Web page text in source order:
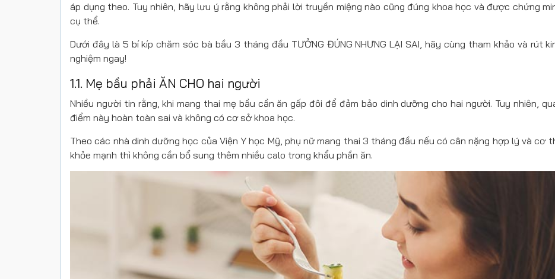
áp dụng theo. Tuy nhiên, hãy lưu ý rằng không phải lời truyền miệng nào cũng đúng khoa học và được chứng
cụ thể.
Dưới đây là 5 bí kíp chăm sóc bà bầu 3 tháng đầu TƯỞNG ĐÚNG NHƯNG LẠI SAI, hãy cùng tham khảo và rút
nghiệm ngay!
1.1. Mẹ bầu phải ĂN CHO hai người
Nhiều người tin rằng, khi mang thai mẹ bầu cần ăn gấp đôi để đảm bảo dinh dưỡng cho hai người. Tuy nhiên,
điểm này hoàn toàn sai và không có cơ sở khoa học.
Theo các nhà dinh dưỡng học của Viện Y học Mỹ, phụ nữ mang thai 3 tháng đầu nếu có cân nặng hợp lý và cơ
khỏe mạnh thì không cần bổ sung thêm nhiều calo trong khẩu phần ăn.